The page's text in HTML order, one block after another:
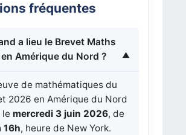
fréquentes
a lieu le Brevet Maths
Amérique du Nord ?
de mathématiques du
2026 en Amérique du Nord
le mercredi 3 juin 2026, de
16h, heure de New York.